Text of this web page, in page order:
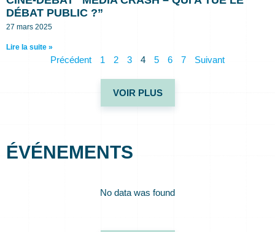
DÉBAT PUBLIC ?”
27 mars 2025
Lire la suite »
Précédent 1 2 3 4 5 6 7 Suivant
VOIR PLUS
ÉVÉNEMENTS
No data was found